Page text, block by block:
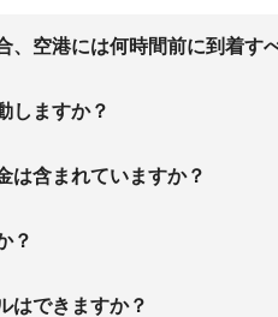
、空港には何時間前に到着す
しますか？
は含まれていますか？
？
はできますか？